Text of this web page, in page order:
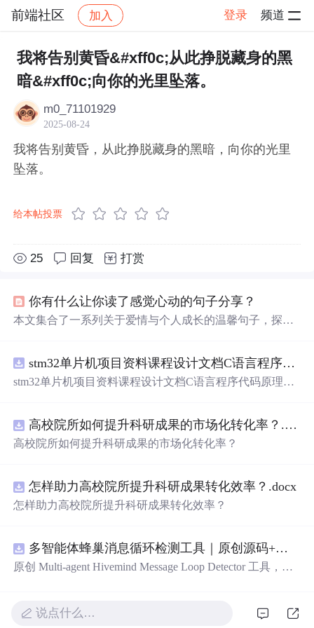
前端社区 加入 登录 频道
社区 前端社区 感慨 帖子详情
我将告别黄昏&#xff0c;从此挣脱藏身的黑
暗&#xff0c;向你的光里坠落。
m0_71101929
2025-08-24
我将告别黄昏，从此挣脱藏身的黑暗，向你的光里
坠落。
给本帖投票
25 回复 打赏
你有什么让你读了感觉心动的句子分享？
本文集合了一系列关于爱情与个人成长的温馨句子，探讨
stm32单片机项目资料课程设计文档C语言程序代码原理图电路PCB实例悬挂运动控制系统论文资料
stm32单片机项目资料课程设计文档C语言程序代码原理图
高校院所如何提升科研成果的市场化转化率？.docx
高校院所如何提升科研成果的市场化转化率？
怎样助力高校院所提升科研成果转化效率？.docx
怎样助力高校院所提升科研成果转化效率？
多智能体蜂巢消息循环检测工具｜原创源码+测试+离线报告
原创 Multi-agent Hivemind Message Loop Detector 工具，建
试、可复现合成示例、离线 HTML/JSON/SVG 报告、1080
说点什么…